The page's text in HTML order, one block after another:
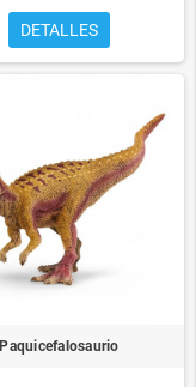
DETALLES
Paquicefalosaurio